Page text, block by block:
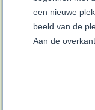
een nieuwe
beeld van de
Aan de